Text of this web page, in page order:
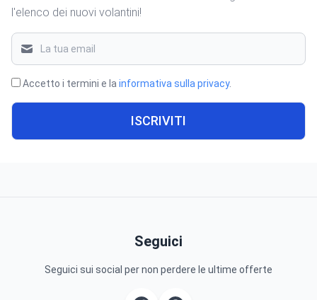
l'elenco dei nuovi volantini!
Accetto i termini e la informativa sulla privacy.
ISCRIVITI
Seguici
Seguici sui social per non perdere le ultime offerte